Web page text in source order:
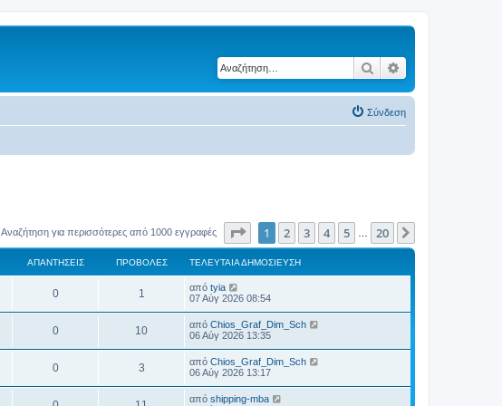
Αναζήτηση
Σύνδεση
Αναζήτηση για περισσότερες από 1000 εγγραφές Σελίδα1 από 20
1 2 3 4 5 20
ΑΠΑΝΤΉΣΕΙΣ ΠΡΟΒΟΛΈΣ ΤΕΛΕΥΤΑΊΑ ΔΗΜΟΣΊΕΥΣΗ
0Α
π
ν
τ
1
ρ
β
ο
Τ
ε
υ
τ
α
ί
α
δ
η
από tyia
07 Αύγ 2026 08:54
0Α
π
ν
10Π
ρ
Τ
ε
υ
τ
α
ί
από Chios_Graf_Dim_Sch
06 Αύγ 2026 13:35
0Α
π
3Π
ρ
Τ
ε
υ
από Chios_Graf_Dim_Sch
06 Αύγ 2026 13:17
Τ
από shipping-mba